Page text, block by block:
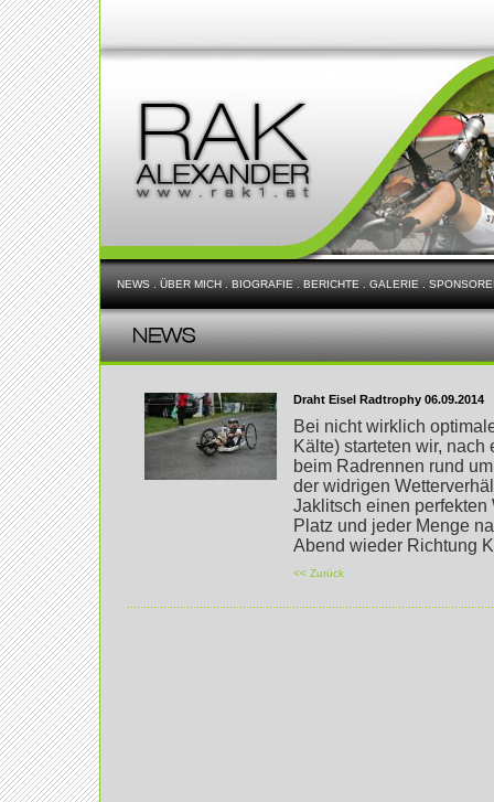
NEWS ÜBER MICH BIOGRAFIE BERICHTE GALERIE
Draht Eisel Radtrophy 06.09.2014
Bei nicht wirklich
Kälte) starteten wir,
beim Radrennen rund
der widrigen
Jaklitsch einen perfekten
Platz und jeder Menge
Abend wieder Richtung
<< Zurück